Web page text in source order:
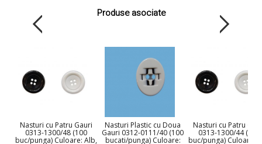
Produse asociate
Nasturi cu Patru Gauri
0313-1300/48 (100
buc/punga) Culoare: Alb,
Nasturi Plastic cu Doua
Gauri 0312-0111/40 (100
bucati/punga) Culoare:
Nasturi cu Patru
0313-1300/44 (100
buc/punga) Culoare: